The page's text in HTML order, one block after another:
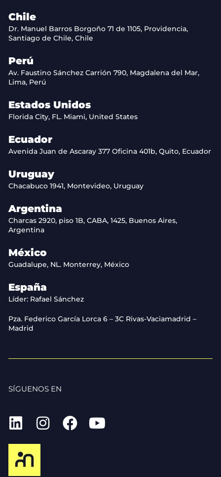
Chile
Dr. Manuel Barros Borgoño 71 de 1105, Providencia,
Santiago de Chile, Chile
Perú
Av. Faustino Sánchez Carrión 790, Magdalena del Mar,
Lima, Perú
Estados Unidos
Florida City, FL. Miami, United States
Ecuador
Avenida Juan de Ascaray 377 Oficina 401b, Quito, Ecuador
Uruguay
Chacabuco 1941, Montevideo, Uruguay
Argentina
Charcas 2920, piso 1B, CABA, 1425, Buenos Aires,
Argentina
México
Guadalupe, NL. Monterrey, México
España
Líder: Rafael Sánchez
Pza. Federico García Lorca 6 – 3C Rivas-Vaciamadrid –
Madrid
SÍGUENOS EN